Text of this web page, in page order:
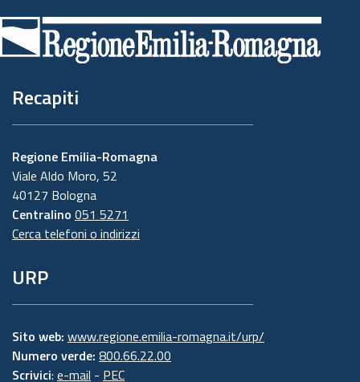
di
pagina
Recapiti
Regione Emilia-Romagna
Viale Aldo Moro, 52
40127 Bologna
Centralino 051 5271
Cerca telefoni o indirizzi
URP
Sito web: www.regione.emilia-romagna.it/urp/
Numero verde: 800.66.22.00
Scrivici: e-mail - PEC